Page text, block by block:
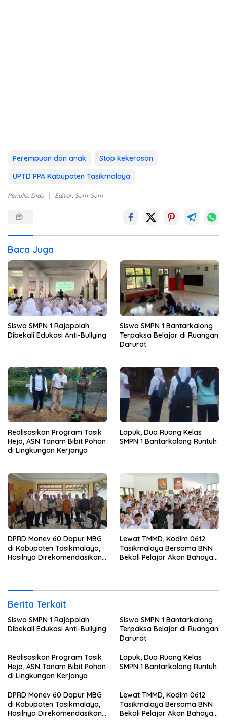
Perempuan dan anak
Stop kekerasan
UPTD PPA Kabupaten Tasikmalaya
Penulis: Didu Editor: Sum-Sum
Baca Juga
Siswa SMPN 1 Rajapolah
Dibekali Edukasi Anti-Bullying
Siswa SMPN 1 Bantarkalong
Terpaksa Belajar di Ruangan
Darurat
Realisasikan Program Tasik
Hejo, ASN Tanam Bibit Pohon
di Lingkungan Kerjanya
Lapuk, Dua Ruang Kelas
SMPN 1 Bantarkalong Runtuh
DPRD Monev 60 Dapur MBG
di Kabupaten Tasikmalaya,
Hasilnya Direkomendasikan
Lewat TMMD, Kodim 0612
Tasikmalaya Bersama BNN
Bekali Pelajar Akan Bahaya
Berita Terkait
Siswa SMPN 1 Rajapolah
Dibekali Edukasi Anti-Bullying
Siswa SMPN 1 Bantarkalong
Terpaksa Belajar di Ruangan
Darurat
Realisasikan Program Tasik
Hejo, ASN Tanam Bibit Pohon
di Lingkungan Kerjanya
Lapuk, Dua Ruang Kelas
SMPN 1 Bantarkalong Runtuh
DPRD Monev 60 Dapur MBG
di Kabupaten Tasikmalaya,
Hasilnya Direkomendasikan
Lewat TMMD, Kodim 0612
Tasikmalaya Bersama BNN
Bekali Pelajar Akan Bahaya